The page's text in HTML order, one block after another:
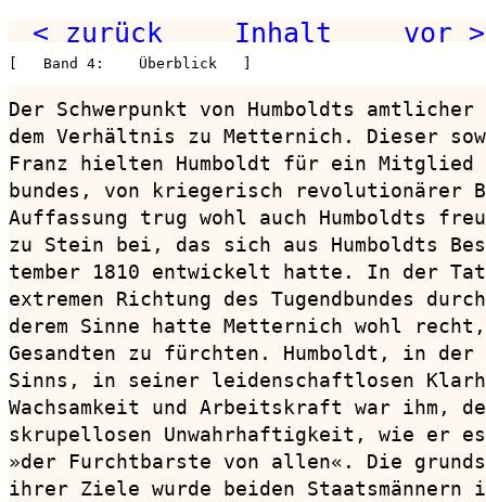
< zurück Inhalt vor >
[   Band 4:    Überblick   ]
Der Schwerpunkt von Humboldts
dem Verhältnis zu Metternich. Dieser
Franz hielten Humboldt für ein Mitglied
bundes, von kriegerisch revolutionärer
Auffassung trug wohl auch Humboldts
zu Stein bei, das sich aus Humboldts
tember 1810 entwickelt hatte. In der Tat
extremen Richtung des Tugendbundes
derem Sinne hatte Metternich wohl recht,
Gesandten zu fürchten. Humboldt, in
Sinns, in seiner leidenschaftlosen
Wachsamkeit und Arbeitskraft war ihm,
skrupellosen Unwahrhaftigkeit, wie er
»der Furchtbarste von allen«. Die
ihrer Ziele wurde beiden Staatsmännern